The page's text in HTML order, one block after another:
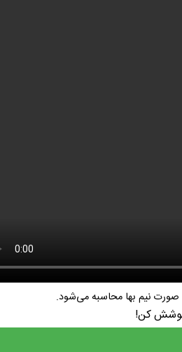
نیم بها محاسبه می‌شود.
کن!